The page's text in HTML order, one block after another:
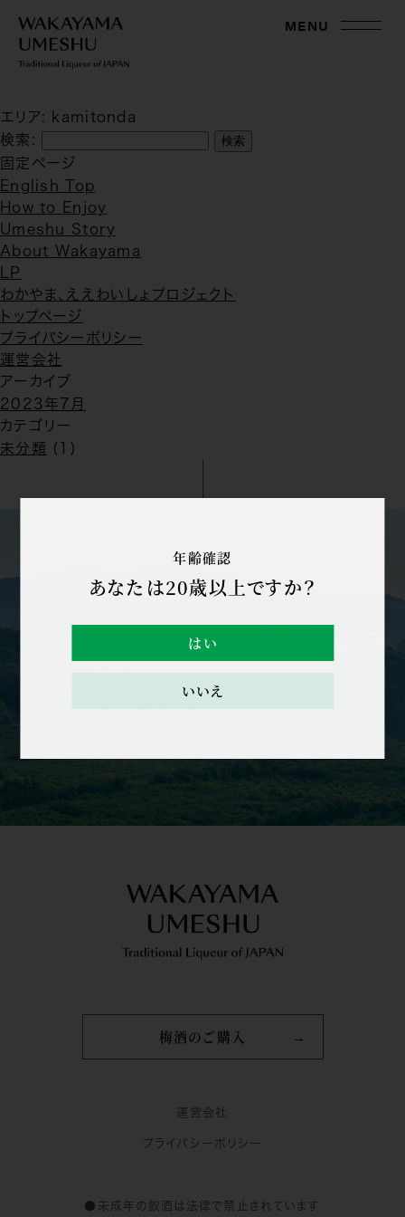
MENU
エリア: kamitonda
検索:
固定ページ
English Top
How to Enjoy
Umeshu Story
About Wakayama
LP
わかやま、ええわいしょプロジェクト
トップページ
プライバシーポリシー
運営会社
アーカイブ
2023年7月
カテゴリー
未分類
(1)
梅酒のご購入
運営会社
プライバシーポリシー
●未成年の飲酒は法律で禁止されています
年齢確認
あなたは20歳以上ですか？
はい
いいえ